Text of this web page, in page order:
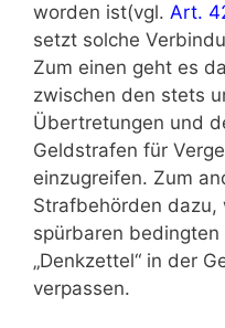
worden ist(vgl. Art.
setzt solche
Zum einen geht es
zwischen den stets
Übertretungen und
Geldstrafen für
einzugreifen. Zum
Strafbehörden dazu,
spürbaren
„Denkzettel“ in der
verpassen.